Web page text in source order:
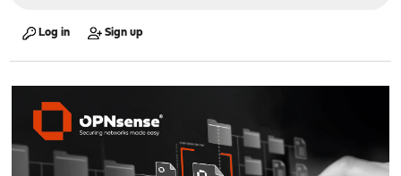
Log in Sign up